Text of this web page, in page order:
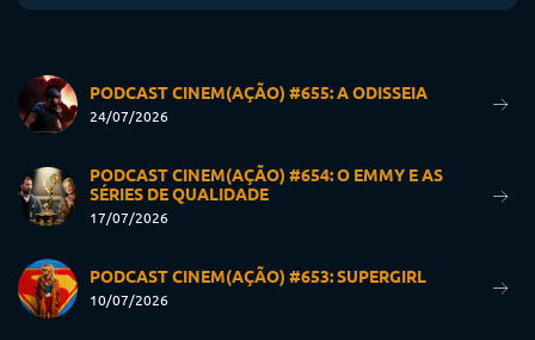
PODCAST CINEM(AÇÃO) #655: A ODISSEIA
24/07/2026
PODCAST CINEM(AÇÃO) #654: O EMMY E AS
SÉRIES DE QUALIDADE
17/07/2026
PODCAST CINEM(AÇÃO) #653: SUPERGIRL
10/07/2026